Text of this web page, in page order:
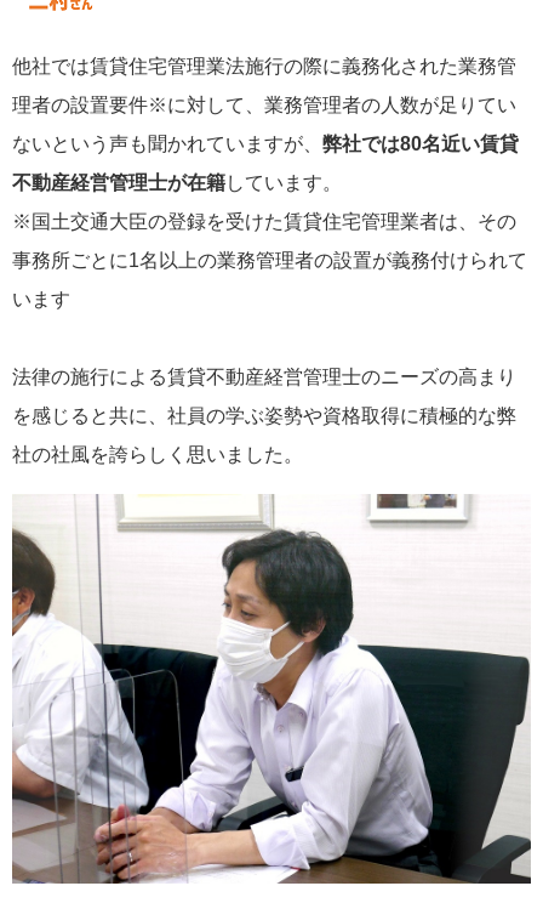
他社では賃貸住宅管理業法施行の際に義務化された業務管
理者の設置要件※に対して、業務管理者の人数が足りてい
ないという声も聞かれていますが、 弊社では80名近い賃貸
不動産経営管理士が在籍しています。
※国土交通大臣の登録を受けた賃貸住宅管理業者は、その
事務所ごとに1名以上の業務管理者の設置が義務付けられて
います
法律の施行による賃貸不動産経営管理士のニーズの高まり
を感じると共に、社員の学ぶ姿勢や資格取得に積極的な弊
社の社風を誇らしく思いました。